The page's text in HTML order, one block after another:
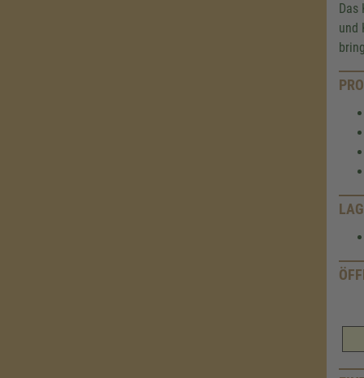
Das
und